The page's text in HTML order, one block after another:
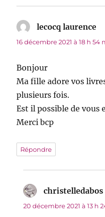
lecocq laurence
16 décembre 2021 à 18 h 54
Bonjour
Ma fille adore vos
plusieurs fois.
Est il possible de vous
Merci bcp
Répondre
christelledabos
20 décembre 2021 à 13 h